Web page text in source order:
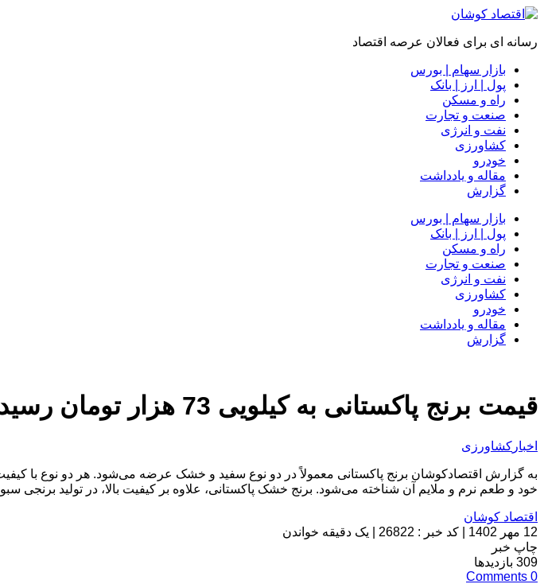
رسانه ای برای فعالان عرصه اقتصاد
بازار سهام | بورس
پول | ارز | بانک
راه و مسکن
صنعت و تجارت
نفت و انرژی
کشاورزی
خودرو
مقاله و یادداشت
گزارش
بازار سهام | بورس
پول | ارز | بانک
راه و مسکن
صنعت و تجارت
نفت و انرژی
کشاورزی
خودرو
مقاله و یادداشت
گزارش
قیمت برنج پاکستانی به کیلویی 73 هزار تومان رسید
اخبار کشاورزی
به گزارش اقتصادکوشان برنج پاکستانی معمولاً در دو نوع سفید و خشک عرضه می‌شود. هر دو نوع با
خود و طعم نرم و ملایم آن شناخته می‌شود. برنج خشک پاکستانی، علاوه بر کیفیت بالا، در تولید برنجی
اقتصاد کوشان
12 مهر 1402
کد خبر : 26822
یک دقیقه خواندن
چاپ خبر
309 بازدیدها
0
Comments